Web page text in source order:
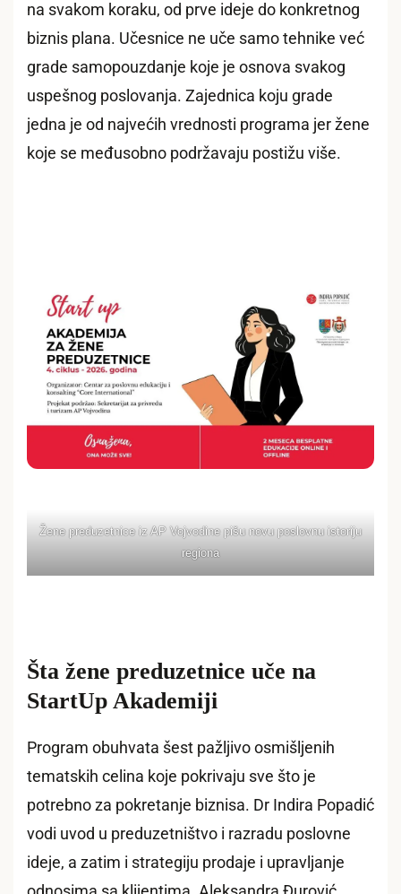
na svakom koraku, od prve ideje do konkretnog
biznis plana. Učesnice ne uče samo tehnike već
grade samopouzdanje koje je osnova svakog
uspešnog poslovanja. Zajednica koju grade
jedna je od najvećih vrednosti programa jer žene
koje se međusobno podržavaju postižu više.
Žene preduzetnice iz AP Vojvodine pišu novu poslovnu istoriju
regiona
Šta žene preduzetnice uče na
StartUp Akademiji
Program obuhvata šest pažljivo osmišljenih
tematskih celina koje pokrivaju sve što je
potrebno za pokretanje biznisa. Dr Indira Popadić
vodi uvod u preduzetništvo i razradu poslovne
ideje, a zatim i strategiju prodaje i upravljanje